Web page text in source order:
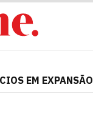
EM EXPANSÃO